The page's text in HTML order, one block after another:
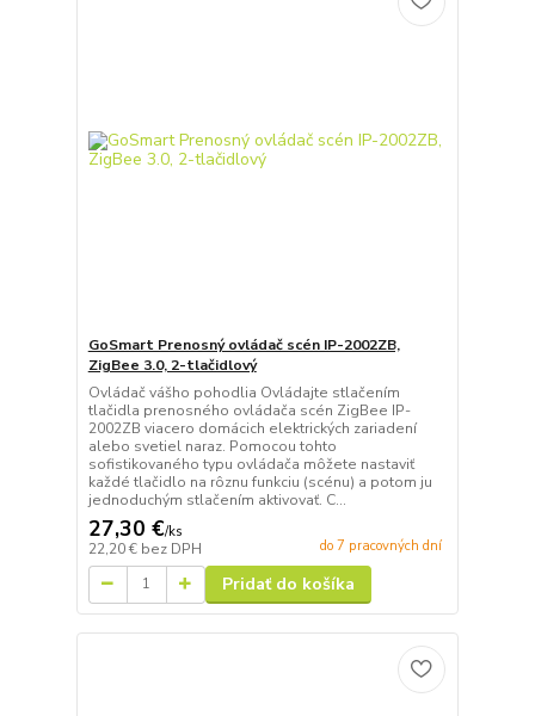
GoSmart Prenosný ovládač scén IP-2002ZB,
ZigBee 3.0, 2-tlačidlový
Ovládač vášho pohodlia Ovládajte stlačením
tlačidla prenosného ovládača scén ZigBee IP-
2002ZB viacero domácich elektrických zariadení
alebo svetiel naraz. Pomocou tohto
sofistikovaného typu ovládača môžete nastaviť
každé tlačidlo na rôznu funkciu (scénu) a potom ju
jednoduchým stlačením aktivovať. C...
27,30 €/ks
22,20 € bez DPH do 7 pracovných dní
Pridať do košíka